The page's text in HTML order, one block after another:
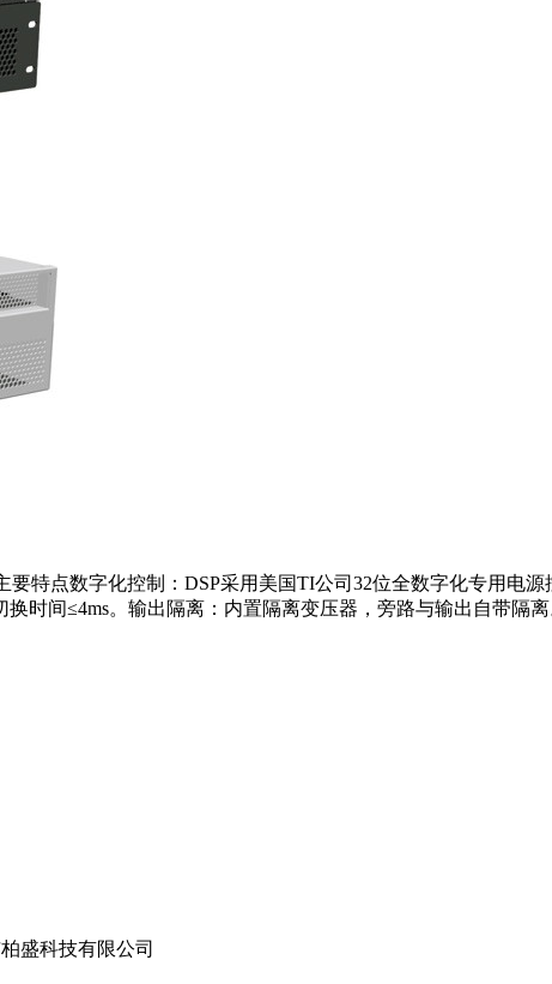
特点数字化控制：DSP采用美国TI公司32位全数字化专用电
时间≤4ms。输出隔离：内置隔离变压器，旁路与输出自带隔
有限公司